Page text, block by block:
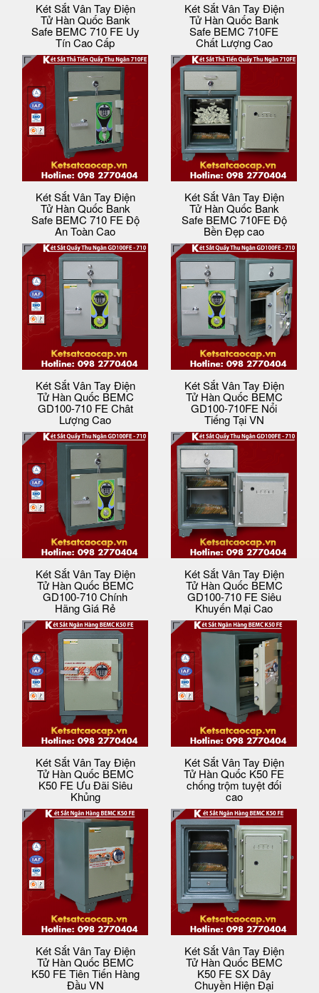
Két Sắt Vân Tay Điện
Tử Hàn Quốc Bank
Safe BEMC 710 FE Uy
Tín Cao Cấp
Két Sắt Vân Tay Điện
Tử Hàn Quốc Bank
Safe BEMC 710FE
Chất Lượng Cao
Két Sắt Vân Tay Điện
Tử Hàn Quốc Bank
Safe BEMC 710 FE Độ
An Toàn Cao
Két Sắt Vân Tay Điện
Tử Hàn Quốc Bank
Safe BEMC 710FE Độ
Bền Đẹp cao
Két Sắt Vân Tay Điện
Tử Hàn Quốc BEMC
GD100-710 FE Chât
Lượng Cao
Két Sắt Vân Tay Điện
Tử Hàn Quốc BEMC
GD100-710FE Nổi
Tiếng Tại VN
Két Sắt Vân Tay Điện
Tử Hàn Quốc BEMC
GD100-710 Chính
Hãng Giá Rẻ
Két Sắt Vân Tay Điện
Tử Hàn Quốc BEMC
GD100-710 FE Siêu
Khuyến Mại Cao
Két Sắt Vân Tay Điện
Tử Hàn Quốc BEMC
K50 FE Ưu Đãi Siêu
Khủng
Két Sắt Vân Tay Điện
Tử Hàn Quốc K50 FE
chống trộm tuyệt đối
cao
Két Sắt Vân Tay Điện
Tử Hàn Quốc BEMC
K50 FE Tiên Tiến Hàng
Đầu VN
Két Sắt Vân Tay Điện
Tử Hàn Quốc BEMC
K50 FE SX Dây
Chuyền Hiện Đại